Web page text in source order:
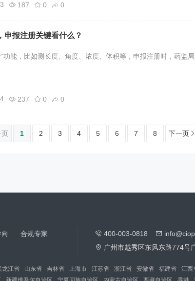
187 0 0
申报注册关键看什么？
功能，比如测长度、角度、浓度、体积等，申报注册时，药
237 0 0
页 1 2 3 4 5 6 7 8 下一页
合规专家
400-003-0818
广州市越秀区东风东路774号
龙江省 山东省 吉林省 上海市 江苏省 浙江省 安徽省 福建省 江西